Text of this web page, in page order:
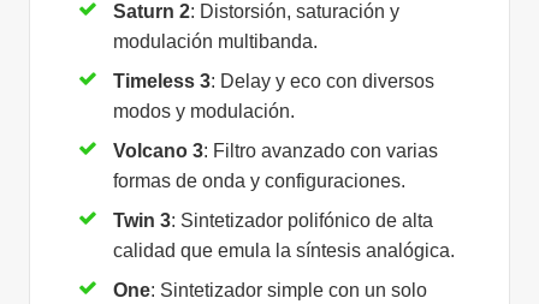
Saturn 2: Distorsión, saturación y
modulación multibanda.
Timeless 3: Delay y eco con diversos
modos y modulación.
Volcano 3: Filtro avanzado con varias
formas de onda y configuraciones.
Twin 3: Sintetizador polifónico de alta
calidad que emula la síntesis analógica.
One: Sintetizador simple con un solo